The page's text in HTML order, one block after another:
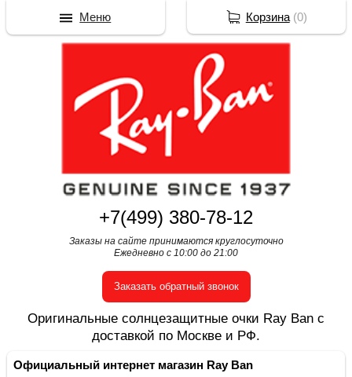
+7(499) 380-78-12
Заказы на сайте принимаются круглосуточно
Ежедневно с 10:00 до 21:00
Заказать обратный звонок
Оригинальные солнцезащитные очки Ray Ban с
доставкой по Москве и РФ.
Официальный интернет магазин Ray Ban
Корзина(0)
Меню